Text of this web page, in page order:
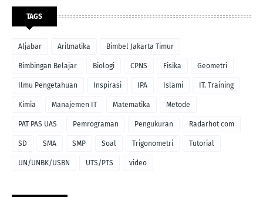
TAGS
Aljabar Aritmatika Bimbel Jakarta Timur
Bimbingan Belajar Biologi CPNS Fisika Geometri
Ilmu Pengetahuan Inspirasi IPA Islami IT. Training
Kimia Manajemen IT Matematika Metode
PAT PAS UAS Pemrograman Pengukuran Radarhot com
SD SMA SMP Soal Trigonometri Tutorial
UN/UNBK/USBN UTS/PTS video